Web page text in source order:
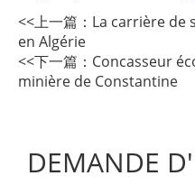
<<上一篇： La carrière de
en Algérie
<<下一篇： Concasseur
minière de Constantine
DEMANDE